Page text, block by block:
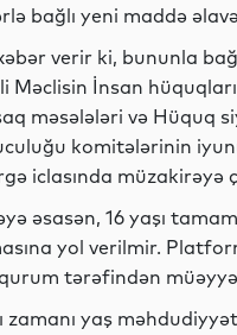
bağlı yeni maddə
verir ki, bununla
Məclisin İnsan
məsələləri və Hüquq
komitələrinin
iclasında müzakirəyə
əsasən, 16 yaşı
yol verilmir.
tərəfindən
yaş